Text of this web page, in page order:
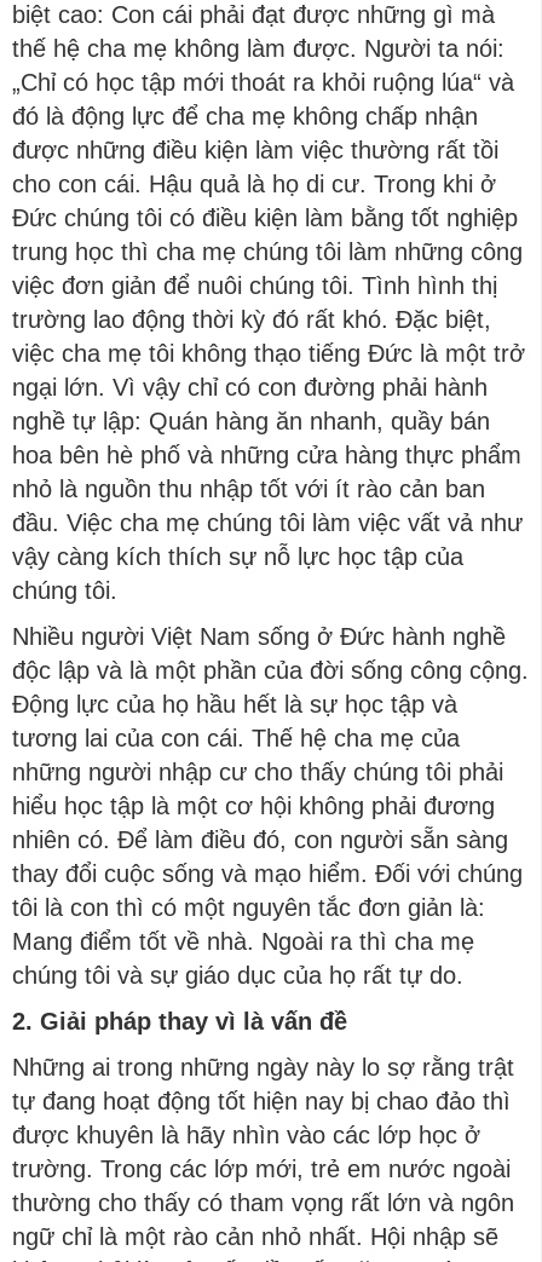
biệt cao: Con cái phải đạt được những gì mà
thế hệ cha mẹ không làm được. Người ta nói:
„Chỉ có học tập mới thoát ra khỏi ruộng lúa“ và
đó là động lực để cha mẹ không chấp nhận
được những điều kiện làm việc thường rất tồi
cho con cái. Hậu quả là họ di cư. Trong khi ở
Đức chúng tôi có điều kiện làm bằng tốt nghiệp
trung học thì cha mẹ chúng tôi làm những công
việc đơn giản để nuôi chúng tôi. Tình hình thị
trường lao động thời kỳ đó rất khó. Đặc biệt,
việc cha mẹ tôi không thạo tiếng Đức là một trở
ngại lớn. Vì vậy chỉ có con đường phải hành
nghề tự lập: Quán hàng ăn nhanh, quầy bán
hoa bên hè phố và những cửa hàng thực phẩm
nhỏ là nguồn thu nhập tốt với ít rào cản ban
đầu. Việc cha mẹ chúng tôi làm việc vất vả như
vậy càng kích thích sự nỗ lực học tập của
chúng tôi.
Nhiều người Việt Nam sống ở Đức hành nghề
độc lập và là một phần của đời sống công cộng.
Động lực của họ hầu hết là sự học tập và
tương lai của con cái. Thế hệ cha mẹ của
những người nhập cư cho thấy chúng tôi phải
hiểu học tập là một cơ hội không phải đương
nhiên có. Để làm điều đó, con người sẵn sàng
thay đổi cuộc sống và mạo hiểm. Đối với chúng
tôi là con thì có một nguyên tắc đơn giản là:
Mang điểm tốt về nhà. Ngoài ra thì cha mẹ
chúng tôi và sự giáo dục của họ rất tự do.
2. Giải pháp thay vì là vấn đề
Những ai trong những ngày này lo sợ rằng trật
tự đang hoạt động tốt hiện nay bị chao đảo thì
được khuyên là hãy nhìn vào các lớp học ở
trường. Trong các lớp mới, trẻ em nước ngoài
thường cho thấy có tham vọng rất lớn và ngôn
ngữ chỉ là một rào cản nhỏ nhất. Hội nhập sẽ